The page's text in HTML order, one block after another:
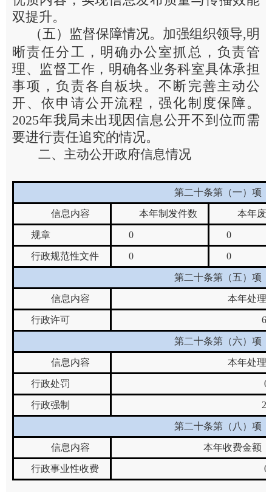
双提升。
（五）监督保障情况。加强组织领导,明
晰责任分工，明确办公室抓总，负责管
理、监督工作，明确各业务科室具体承担
事项，负责各自板块。不断完善主动公
开、依申请公开流程，强化制度保障。
2025年我局未出现因信息公开不到位而需
要进行责任追究的情况。
二、主动公开政府信息情况
第二十条第（一）项
信息内容 本年制发件数 本年废
规章 0 0
行政规范性文件 0 0
第二十条第（五）项
信息内容 本年处理
行政许可 69
第二十条第（六）项
信息内容 本年处理
行政处罚 0
行政强制 23
第二十条第（八）项
信息内容 本年收费金额
行政事业性收费 0